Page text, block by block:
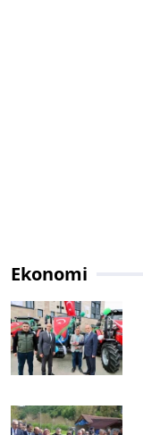
Ekonomi